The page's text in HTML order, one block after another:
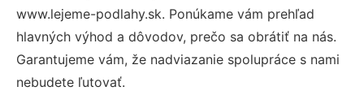
www.lejeme-podlahy.sk. Ponúkame vám prehľad
hlavných výhod a dôvodov, prečo sa obrátiť na nás.
Garantujeme vám, že nadviazanie spolupráce s nami
nebudete ľutovať.